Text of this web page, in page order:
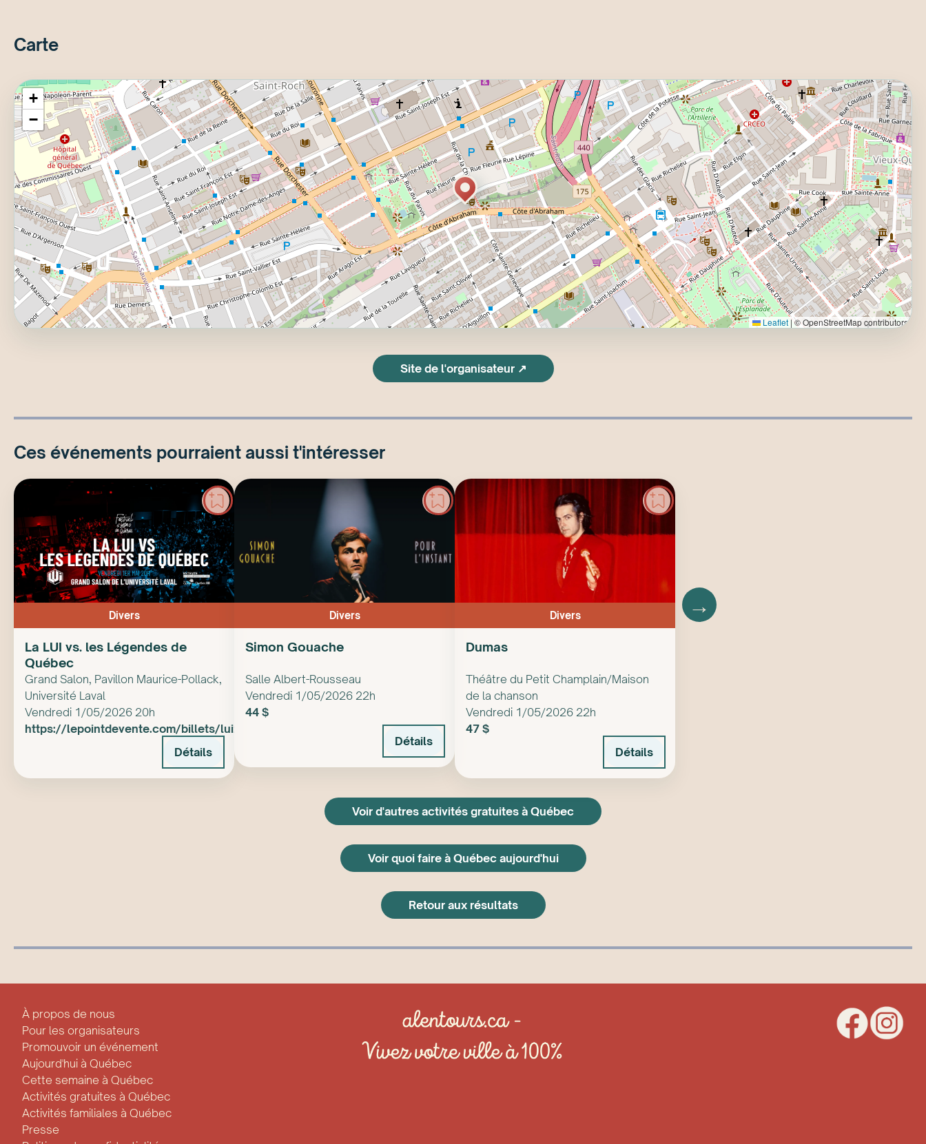
Carte
+
−
Leaflet |© OpenStreetMap contributors
Site de l'organisateur ↗
Ces événements pourraient aussi t'intéresser
Divers
La LUI vs. les Légendes de
Québec
Grand Salon, Pavillon Maurice-Pollack,
Université Laval
Vendredi 1/05/2026 20h
https://lepointdevente.com/billets/lui260501001
Détails
Divers
Simon Gouache
Salle Albert-Rousseau
Vendredi 1/05/2026 22h
44 $
Détails
Divers
Dumas
Théâtre du Petit Champlain/Maison
de la chanson
Vendredi 1/05/2026 22h
47 $
Détails
→
Voir d'autres activités gratuites à Québec
Voir quoi faire à Québec aujourd'hui
Retour aux résultats
À propos de nous
Pour les organisateurs
Promouvoir un événement
Aujourd'hui à Québec
Cette semaine à Québec
Activités gratuites à Québec
Activités familiales à Québec
Presse